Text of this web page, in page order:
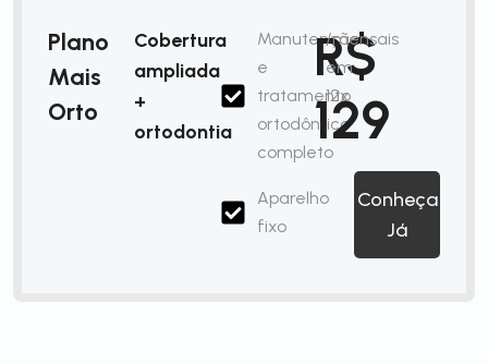
Plano
Mais
Orto
Cobertura
ampliada
+
ortodontia
Manutenção
e
tratamento
ortodôntico
completo
Aparelho
fixo
R$
129
/mensais
em
12x
Conheça
Já